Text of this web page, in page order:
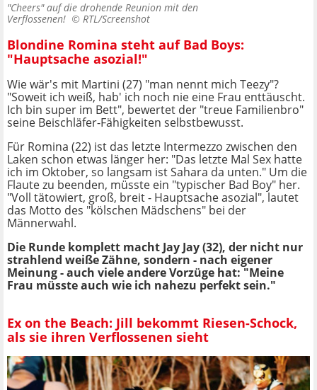
"Cheers" auf die drohende Reunion mit den
Verflossenen! © RTL/Screenshot
Blondine Romina steht auf Bad Boys:
"Hauptsache asozial!"
Wie wär's mit Martini (27) "man nennt mich Teezy"?
"Soweit ich weiß, hab' ich noch nie eine Frau enttäuscht.
Ich bin super im Bett", bewertet der "treue Familienbro"
seine Beischläfer-Fähigkeiten selbstbewusst.
Für Romina (22) ist das letzte Intermezzo zwischen den
Laken schon etwas länger her: "Das letzte Mal Sex hatte
ich im Oktober, so langsam ist Sahara da unten." Um die
Flaute zu beenden, müsste ein "typischer Bad Boy" her.
"Voll tätowiert, groß, breit - Hauptsache asozial", lautet
das Motto des "kölschen Mädschens" bei der
Männerwahl.
Die Runde komplett macht Jay Jay (32), der nicht nur
strahlend weiße Zähne, sondern - nach eigener
Meinung - auch viele andere Vorzüge hat: "Meine
Frau müsste auch wie ich nahezu perfekt sein."
Ex on the Beach: Jill bekommt Riesen-Schock,
als sie ihren Verflossenen sieht